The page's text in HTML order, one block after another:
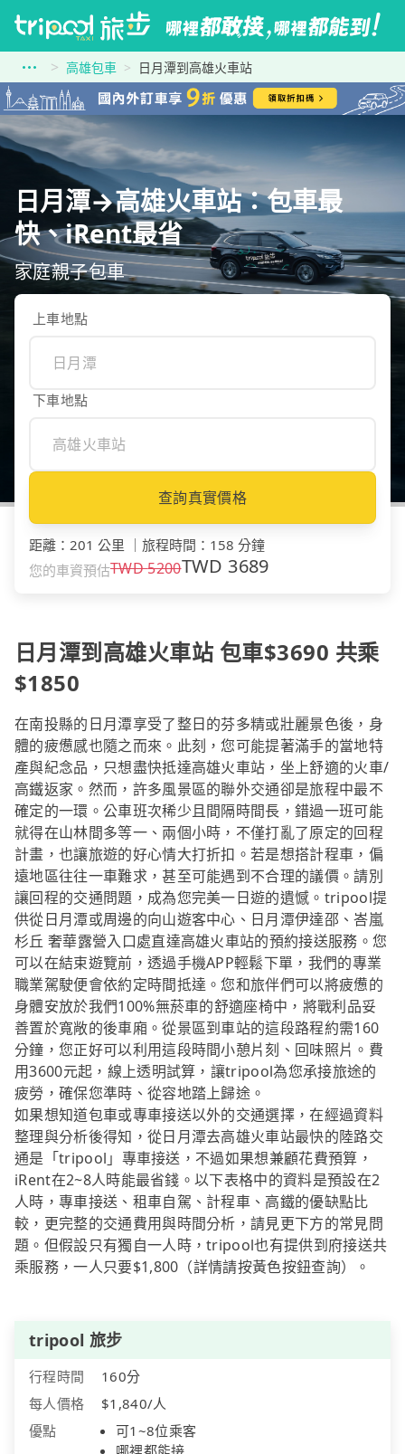
高雄包車 日月潭到高雄火車站
日月潭→高雄火車站：包車最
快、iRent最省
家庭親子包車
上車地點
下車地點
查詢真實價格
距離 ： 201 公里 旅程時間 ： 158 分鐘
您的車資預估TWD5200TWD 3689
日月潭到高雄火車站 包車$3690 共乘
$1850
在南投縣的日月潭享受了整日的芬多精或壯麗景色後，身
體的疲憊感也隨之而來。此刻，您可能提著滿手的當地特
產與紀念品，只想盡快抵達高雄火車站，坐上舒適的火車/
高鐵返家。然而，許多風景區的聯外交通卻是旅程中最不
確定的一環。公車班次稀少且間隔時間長，錯過一班可能
就得在山林間多等一、兩個小時，不僅打亂了原定的回程
計畫，也讓旅遊的好心情大打折扣。若是想搭計程車，偏
遠地區往往一車難求，甚至可能遇到不合理的議價。請別
讓回程的交通問題，成為您完美一日遊的遺憾。tripool提
供從日月潭或周邊的向山遊客中心、日月潭伊達邵、峇嵐
杉丘 奢華露營入口處直達高雄火車站的預約接送服務。您
可以在結束遊覽前，透過手機APP輕鬆下單，我們的專業
職業駕駛便會依約定時間抵達。您和旅伴們可以將疲憊的
身體安放於我們100%無菸車的舒適座椅中，將戰利品妥
善置於寬敞的後車廂。從景區到車站的這段路程約需160
分鐘，您正好可以利用這段時間小憩片刻、回味照片。費
用3600元起，線上透明試算，讓tripool為您承接旅途的
疲勞，確保您準時、從容地踏上歸途。
如果想知道包車或專車接送以外的交通選擇，在經過資料
整理與分析後得知，從日月潭去高雄火車站最快的陸路交
通是「tripool」專車接送，不過如果想兼顧花費預算，
iRent在2~8人時能最省錢。以下表格中的資料是預設在2
人時，專車接送、租車自駕、計程車、高鐵的優缺點比
較，更完整的交通費用與時間分析，請見更下方的常見問
題。但假設只有獨自一人時，tripool也有提供到府接送共
乘服務，一人只要$1,800（詳情請按黃色按鈕查詢）。
tripool 旅步
行程時間
160分
每人價格
$1,840/人
優點
可1~8位乘客